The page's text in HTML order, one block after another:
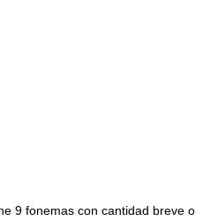
9 fonemas con cantidad breve o